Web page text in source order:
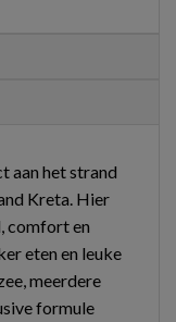
aan het strand
Kreta. Hier
comfort en
eten en leuke
meerdere
formule